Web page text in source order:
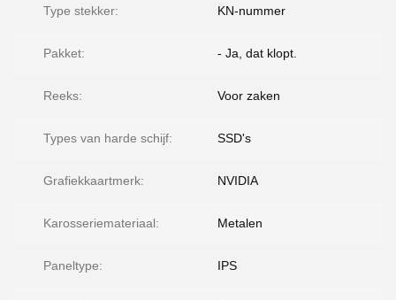
Type stekker: KN-nummer
Pakket: - Ja, dat klopt.
Reeks: Voor zaken
Types van harde schijf: SSD's
Grafiekkaartmerk: NVIDIA
Karosseriemateriaal: Metalen
Paneltype: IPS